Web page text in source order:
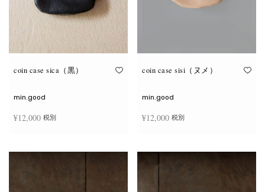
coin case sica（黒）
min.good
¥12,000 税別
coin case sisi（ヌメ）
min.good
¥12,000 税別